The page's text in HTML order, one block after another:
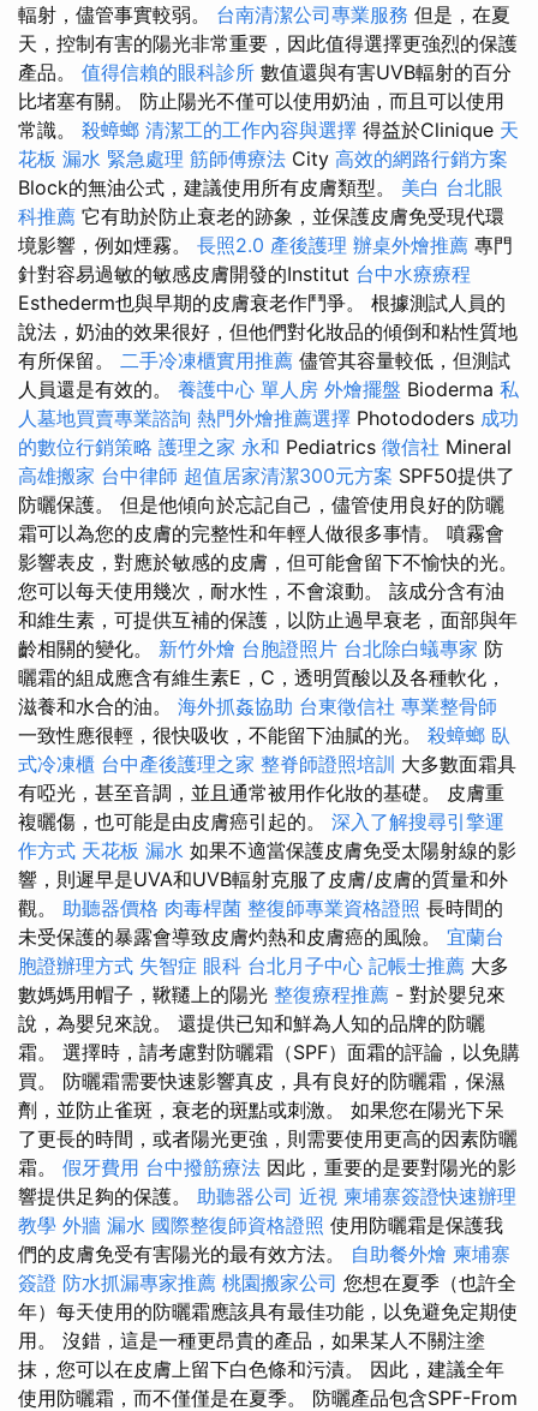
輻射，儘管事實較弱。 台南清潔公司專業服務 但是，在夏
天，控制有害的陽光非常重要，因此值得選擇更強烈的保護
產品。 值得信賴的眼科診所 數值還與有害UVB輻射的百分
比堵塞有關。 防止陽光不僅可以使用奶油，而且可以使用
常識。 殺蟑螂 清潔工的工作內容與選擇 得益於Clinique 天
花板 漏水 緊急處理 筋師傅療法 City 高效的網路行銷方案
Block的無油公式，建議使用所有皮膚類型。 美白 台北眼
科推薦 它有助於防止衰老的跡象，並保護皮膚免受現代環
境影響，例如煙霧。 長照2.0 產後護理 辦桌外燴推薦 專門
針對容易過敏的敏感皮膚開發的Institut 台中水療療程
Esthederm也與早期的皮膚衰老作鬥爭。 根據測試人員的
說法，奶油的效果很好，但他們對化妝品的傾倒和粘性質地
有所保留。 二手冷凍櫃實用推薦 儘管其容量較低，但測試
人員還是有效的。 養護中心 單人房 外燴擺盤 Bioderma 私
人墓地買賣專業諮詢 熱門外燴推薦選擇 Photododers 成功
的數位行銷策略 護理之家 永和 Pediatrics 徵信社 Mineral
高雄搬家 台中律師 超值居家清潔300元方案 SPF50提供了
防曬保護。 但是他傾向於忘記自己，儘管使用良好的防曬
霜可以為您的皮膚的完整性和年輕人做很多事情。 噴霧會
影響表皮，對應於敏感的皮膚，但可能會留下不愉快的光。
您可以每天使用幾次，耐水性，不會滾動。 該成分含有油
和維生素，可提供互補的保護，以防止過早衰老，面部與年
齡相關的變化。 新竹外燴 台胞證照片 台北除白蟻專家 防
曬霜的組成應含有維生素E，C，透明質酸以及各種軟化，
滋養和水合的油。 海外抓姦協助 台東徵信社 專業整骨師
一致性應很輕，很快吸收，不能留下油膩的光。 殺蟑螂 臥
式冷凍櫃 台中產後護理之家 整脊師證照培訓 大多數面霜具
有啞光，甚至音調，並且通常被用作化妝的基礎。 皮膚重
複曬傷，也可能是由皮膚癌引起的。 深入了解搜尋引擎運
作方式 天花板 漏水 如果不適當保護皮膚免受太陽射線的影
響，則遲早是UVA和UVB輻射克服了皮膚/皮膚的質量和外
觀。 助聽器價格 肉毒桿菌 整復師專業資格證照 長時間的
未受保護的暴露會導致皮膚灼熱和皮膚癌的風險。 宜蘭台
胞證辦理方式 失智症 眼科 台北月子中心 記帳士推薦 大多
數媽媽用帽子，鞦韆上的陽光 整復療程推薦 - 對於嬰兒來
說，為嬰兒來說。 還提供已知和鮮為人知的品牌的防曬
霜。 選擇時，請考慮對防曬霜（SPF）面霜的評論，以免購
買。 防曬霜需要快速影響真皮，具有良好的防曬霜，保濕
劑，並防止雀斑，衰老的斑點或刺激。 如果您在陽光下呆
了更長的時間，或者陽光更強，則需要使用更高的因素防曬
霜。 假牙費用 台中撥筋療法 因此，重要的是要對陽光的影
響提供足夠的保護。 助聽器公司 近視 柬埔寨簽證快速辦理
教學 外牆 漏水 國際整復師資格證照 使用防曬霜是保護我
們的皮膚免受有害陽光的最有效方法。 自助餐外燴 柬埔寨
簽證 防水抓漏專家推薦 桃園搬家公司 您想在夏季（也許全
年）每天使用的防曬霜應該具有最佳功能，以免避免定期使
用。 沒錯，這是一種更昂貴的產品，如果某人不關注塗
抹，您可以在皮膚上留下白色條和污漬。 因此，建議全年
使用防曬霜，而不僅僅是在夏季。 防曬產品包含SPF-From